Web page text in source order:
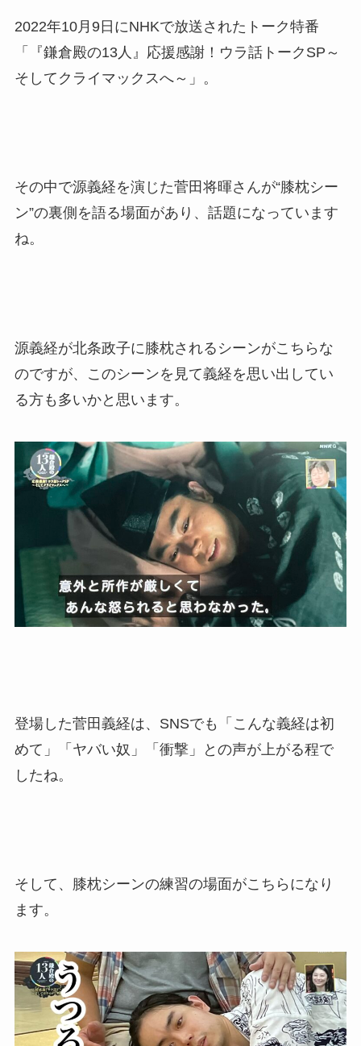
2022年10月9日にNHKで放送されたトーク特番
「『鎌倉殿の13人』応援感謝！ウラ話トークSP～
そしてクライマックスへ～」。
その中で源義経を演じた菅田将暉さんが“膝枕シー
ン”の裏側を語る場面があり、話題になっています
ね。
源義経が北条政子に膝枕されるシーンがこちらな
のですが、このシーンを見て義経を思い出してい
る方も多いかと思います。
登場した菅田義経は、SNSでも「こんな義経は初
めて」「ヤバい奴」「衝撃」との声が上がる程で
したね。
そして、膝枕シーンの練習の場面がこちらになり
ます。